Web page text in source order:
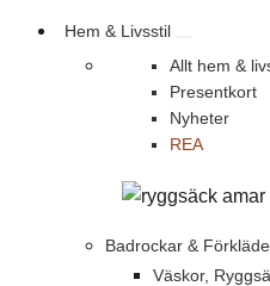
Hem & Livsstil
Allt hem &
Presentkort
Nyheter
REA
Badrockar &
Väskor,